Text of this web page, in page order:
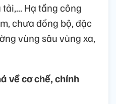
Hạ tầng công
chưa đồng bộ, đặc
vùng sâu vùng xa,
về cơ chế, chính